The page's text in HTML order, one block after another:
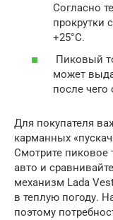
Согласно
прокрутки
+25°C.
Пиковый
может
после чего
Для покупателя
карманных
Смотрите пиковое
авто и
механизм Lada
в теплую погоду.
поэтому